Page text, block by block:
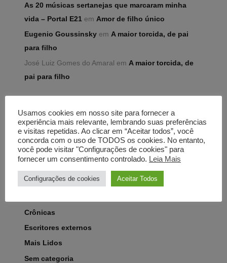
As 20 músicas sertanejas que marcaram minha
vida – Portal E21 em Amor de filho único
Eugenio Goussinsky emA maior torcida, de pai
para filho
José Luiz Gomes do Amaral emA maior torcida, de
pai para filho
Categorias
Comentados
Crônicas
Escritores externos
Mais Lidos
Sem categoria
Usamos cookies em nosso site para fornecer a
experiência mais relevante, lembrando suas preferências
e visitas repetidas. Ao clicar em “Aceitar todos”, você
concorda com o uso de TODOS os cookies. No entanto,
você pode visitar "Configurações de cookies" para
fornecer um consentimento controlado. Leia Mais
Configurações de cookies Aceitar Todos